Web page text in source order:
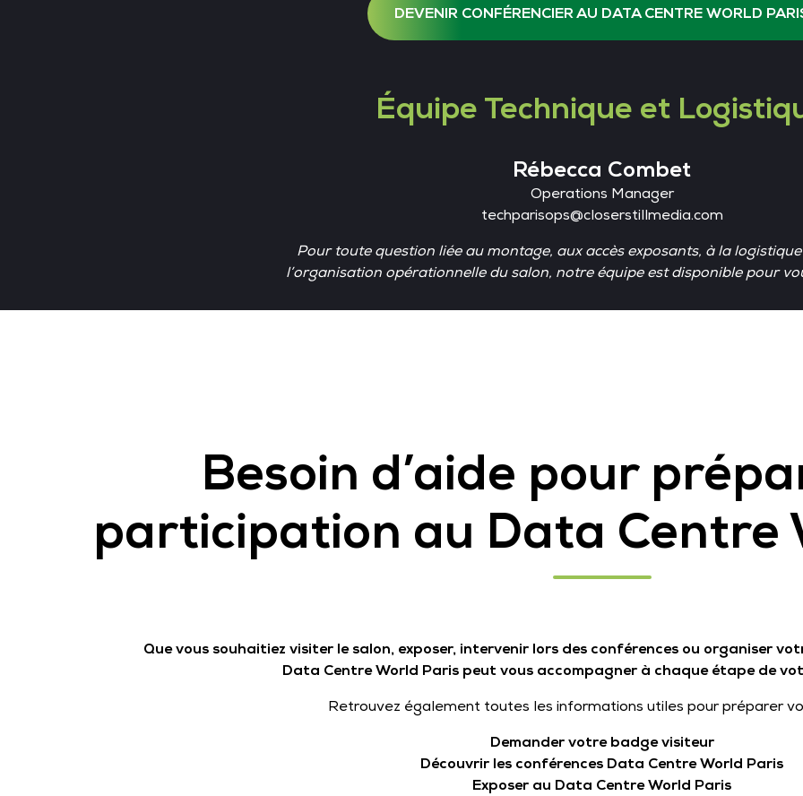
DEVENIR CONFÉRENCIER AU DATA CENTRE WORLD
Équipe Technique et
Rébecca Combet
Operations Manager
techparisops@closerstillmedia.com
Pour toute question liée au montage, aux accès exposants, à la
l’organisation opérationnelle du salon, notre équipe est disponible pour
Besoin d’aide pour
participation au Data Centre
Que vous souhaitiez visiter le salon, exposer, intervenir lors des conférences ou organiser
Data Centre World Paris peut vous accompagner à chaque étape de
Retrouvez également toutes les informations utiles pour préparer
Demander votre badge visiteur
Découvrir les conférences Data Centre World Paris
Exposer au Data Centre World Paris